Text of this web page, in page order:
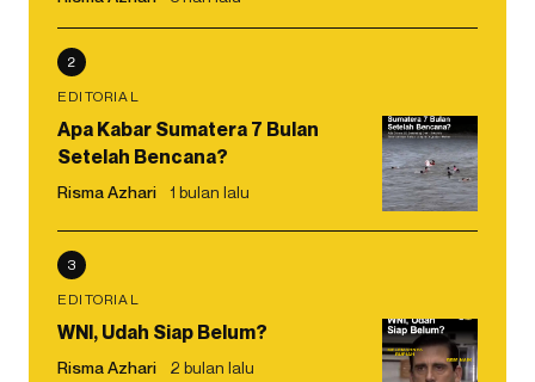
2
EDITORIAL
Apa Kabar Sumatera 7 Bulan
Setelah Bencana?
Risma Azhari 1 bulan lalu
3
EDITORIAL
WNI, Udah Siap Belum?
Risma Azhari 2 bulan lalu